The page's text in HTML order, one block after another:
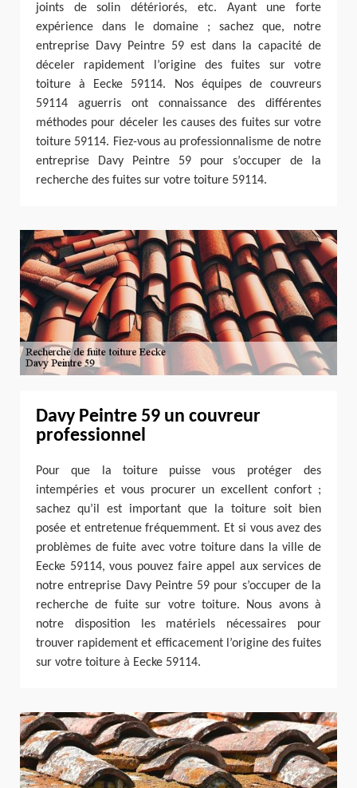
joints de solin détériorés, etc. Ayant une forte
expérience dans le domaine ; sachez que, notre
entreprise Davy Peintre 59 est dans la capacité de
déceler rapidement l’origine des fuites sur votre
toiture à Eecke 59114. Nos équipes de couvreurs
59114 aguerris ont connaissance des différentes
méthodes pour déceler les causes des fuites sur votre
toiture 59114. Fiez-vous au professionnalisme de notre
entreprise Davy Peintre 59 pour s’occuper de la
recherche des fuites sur votre toiture 59114.
Davy Peintre 59 un couvreur
professionnel
Pour que la toiture puisse vous protéger des
intempéries et vous procurer un excellent confort ;
sachez qu’il est important que la toiture soit bien
posée et entretenue fréquemment. Et si vous avez des
problèmes de fuite avec votre toiture dans la ville de
Eecke 59114, vous pouvez faire appel aux services de
notre entreprise Davy Peintre 59 pour s’occuper de la
recherche de fuite sur votre toiture. Nous avons à
notre disposition les matériels nécessaires pour
trouver rapidement et efficacement l’origine des fuites
sur votre toiture à Eecke 59114.